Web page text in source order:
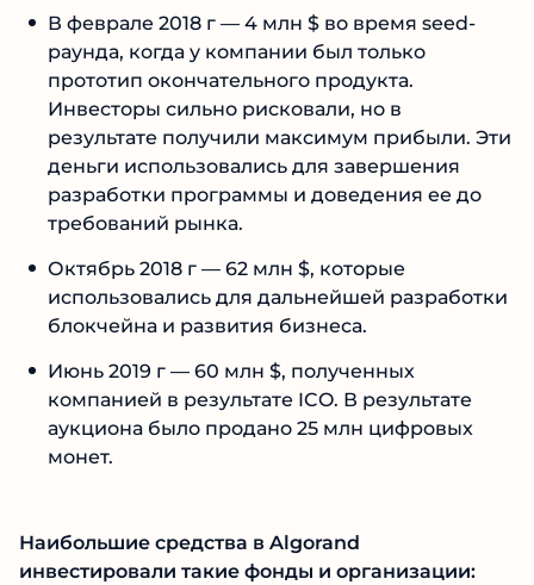
В феврале 2018 г — 4 млн $ во время seed-
раунда, когда у компании был только
прототип окончательного продукта.
Инвесторы сильно рисковали, но в
результате получили максимум прибыли. Эти
деньги использовались для завершения
разработки программы и доведения ее до
требований рынка.
Октябрь 2018 г — 62 млн $, которые
использовались для дальнейшей разработки
блокчейна и развития бизнеса.
Июнь 2019 г — 60 млн $, полученных
компанией в результате ICO. В результате
аукциона было продано 25 млн цифровых
монет.
Наибольшие средства в Algorand
инвестировали такие фонды и организации: